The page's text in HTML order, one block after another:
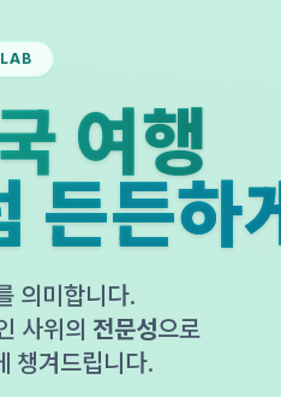
여행
든하게
의미합니다.
사위의 전문성으로
챙겨드립니다.